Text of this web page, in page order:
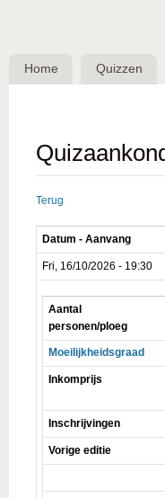
Belgische
QuizBond
Home Quizzen
Terug
Datum - Aanvang
Fri, 16/10/2026 - 19:30
Aantal
personen/ploeg
Moeilijkheidsgraad
Inkomprijs
Inschrijvingen
Vorige editie